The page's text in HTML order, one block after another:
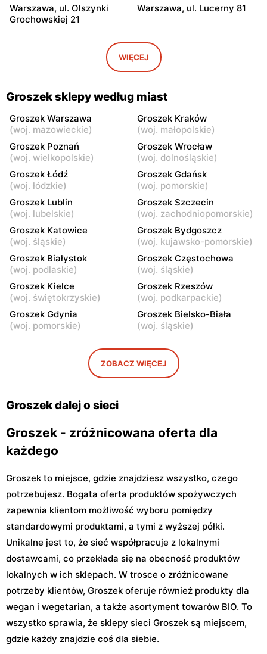
Warszawa, ul. Olszynki
Grochowskiej 21
Warszawa, ul. Lucerny 81
Warszawa, ul. Myśliborska
Groszek
Warszawa, ul. Grawerska 5
Groszek
Babice Nowe, ul.
Warszawska 278
Groszek
Wieruchowska 157
Warszawa al. Dzieci
Polskich 9
Warszawa, ul. Zasadowa 52
Groszek
Zamienie, ul. Waniliowa
1/80
Groszek
Pruszków, ul. Zdziarska 26
Groszek
Łomianki Dolne, ul. Wiślana
32E
Groszek
Łomianki, ul. Warszawska
280
Groszek
Warszawa, ul. Jana Pawła II
108
Groszek
Warszawa, ul. plac Wojska
Polskiego 114
Nowa Iwiczna, ul. Ignacego
Warszawa, ul. Rumiankowa
18
Kobyłka, ul. Nadarzyn 8
WIĘCEJ
Groszek sklepy według miast
Groszek Warszawa
(woj. mazowieckie)
Groszek Kraków
(woj. małopolskie)
Groszek Poznań
(woj. wielkopolskie)
Groszek Wrocław
(woj. dolnośląskie)
Groszek Łódź
(woj. łódzkie)
Groszek Gdańsk
(woj. pomorskie)
Groszek Lublin
(woj. lubelskie)
Groszek Szczecin
(woj. zachodniopomorskie)
Groszek Katowice
(woj. śląskie)
Groszek Bydgoszcz
(woj. kujawsko-pomorskie)
Groszek Białystok
(woj. podlaskie)
Groszek Częstochowa
(woj. śląskie)
Groszek Kielce
(woj. świętokrzyskie)
Groszek Rzeszów
(woj. podkarpackie)
Groszek Gdynia
(woj. pomorskie)
Groszek Bielsko-Biała
(woj. śląskie)
ZOBACZ WIĘCEJ
Groszek dalej o sieci
Groszek - zróżnicowana oferta dla
każdego
Groszek to miejsce, gdzie znajdziesz wszystko, czego
potrzebujesz. Bogata oferta produktów spożywczych
zapewnia klientom możliwość wyboru pomiędzy
standardowymi produktami, a tymi z wyższej półki.
Unikalne jest to, że sieć współpracuje z lokalnymi
dostawcami, co przekłada się na obecność produktów
lokalnych w ich sklepach. W trosce o zróżnicowane
potrzeby klientów, Groszek oferuje również produkty dla
wegan i wegetarian, a także asortyment towarów BIO. To
wszystko sprawia, że sklepy sieci Groszek są miejscem,
gdzie każdy znajdzie coś dla siebie.